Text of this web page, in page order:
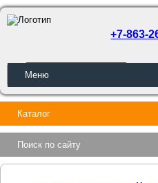
ОБРАТНЫЙ ЗВОНОК
+7-863-
Меню
Каталог
Поиск по сайту